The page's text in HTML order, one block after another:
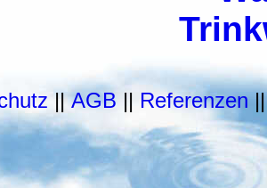
||AGB || Referenzen